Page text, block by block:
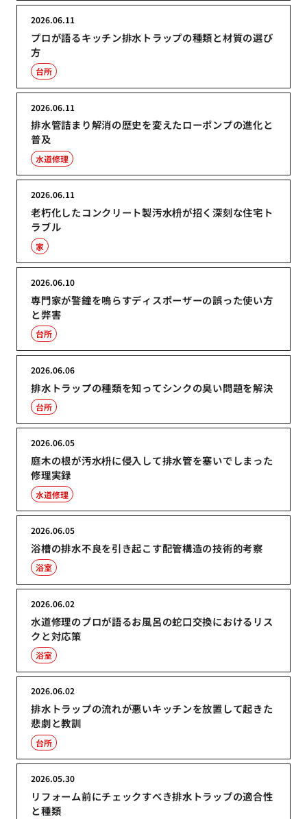
プロが語るキッチン排水トラップの種類と材質の選び
方
2026.06.11
台所
排水管詰まり解消の歴史を変えたローポンプの進化と
普及
2026.06.11
水道修理
老朽化したコンクリート製汚水枡が招く深刻な住宅ト
ラブル
2026.06.11
家
専門家が警鐘を鳴らすディスポーザーの誤った使い方
と弊害
2026.06.10
台所
排水トラップの種類を知ってシンクの臭い問題を解決
2026.06.06
台所
庭木の根が汚水枡に侵入して排水管を塞いでしまった
修理実録
2026.06.05
水道修理
浴槽の排水不良を引き起こす配管構造の技術的考察
2026.06.05
浴室
水道修理のプロが語るお風呂の蛇口交換におけるリス
クと対応策
2026.06.02
浴室
排水トラップの流れが悪いキッチンを放置して起きた
悲劇と教訓
2026.06.02
台所
リフォーム前にチェックすべき排水トラップの適合性
と種類
2026.05.30